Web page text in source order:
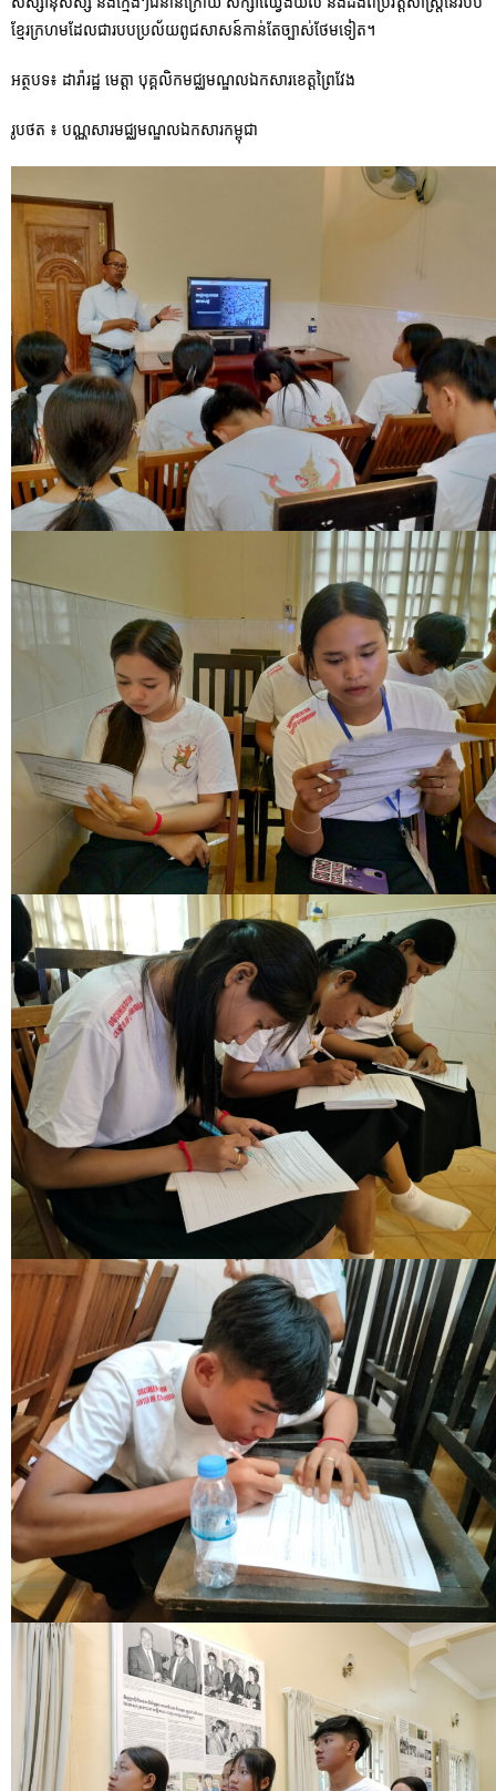
ខ្មែរក្រហមដែលជារបបប្រល័យពូជសាសន៍កាន់តែច្បាស់ថែមទៀត។
អត្ថបទ៖ ដារ៉ារដ្ឋ មេត្តា បុគ្គលិកមជ្ឈមណ្ឌលឯកសារខេត្តព្រៃវែង
រូបថត ៖ បណ្ណសារមជ្ឈមណ្ឌលឯកសារកម្ពុជា